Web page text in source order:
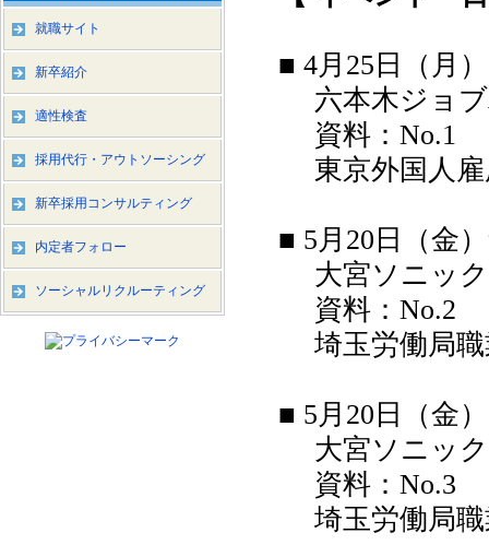
■ 4月25日（月
六本木ジョブ
資料：No.1
東京外国人雇
■ 5月20日（金
大宮ソニック
資料：No.2
埼玉労働局職
■ 5月20日（金
大宮ソニック
資料：No.3
埼玉労働局職
就職サイト
新卒紹介
適性検査
採用代行・アウトソーシング
新卒採用コンサルティング
内定者フォロー
ソーシャルリクルーティング